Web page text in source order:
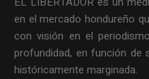
en el mercado hondureño
con visión en el
profundidad, en función de
históricamente marginada.